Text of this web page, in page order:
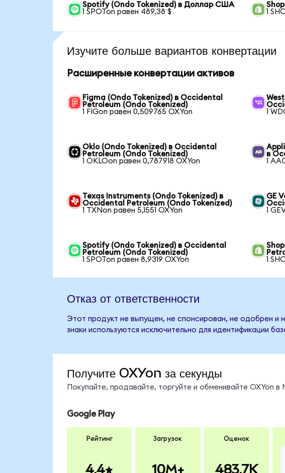
Spotify (Ondo Tokenized) в Доллар США
1 SPOTon равен 489,38 $
1
Изучите больше вариантов конвертации
Расширенные конвертации активов
Figma (Ondo Tokenized) в Occidental
Petroleum (Ondo Tokenized)
1 FIGon равен 0,509765 OXYon
1
Oklo (Ondo Tokenized) в Occidental
Petroleum (Ondo Tokenized)
1 OKLOon равен 0,787918 OXYon
в
1
Texas Instruments (Ondo Tokenized) в
Occidental Petroleum (Ondo Tokenized)
1 TXNon равен 5,1551 OXYon
GE
1
Spotify (Ondo Tokenized) в Occidental
Petroleum (Ondo Tokenized)
1 SPOTon равен 8,9319 OXYon
1
Отказ от ответственности
Этот продукт не выпущен, не спонсирован, не одобрен
знаки используются исключительно для идентификации
Получите OXYon за секунды
Покупайте, продавайте, торгуйте и обменивайте OXYon
Google Play
Рейтинг
4.4
Загрузок
10M+
Оценок
483.7K